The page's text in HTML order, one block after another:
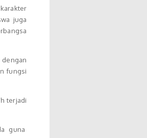
juga
fungsi
terjadi
guna